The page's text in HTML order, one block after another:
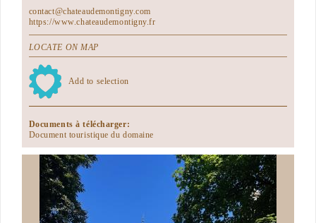
contact@chateaudemontigny.com
https://www.chateaudemontigny.fr
LOCATE ON MAP
Add to selection
Documents à télécharger:
Document touristique du domaine